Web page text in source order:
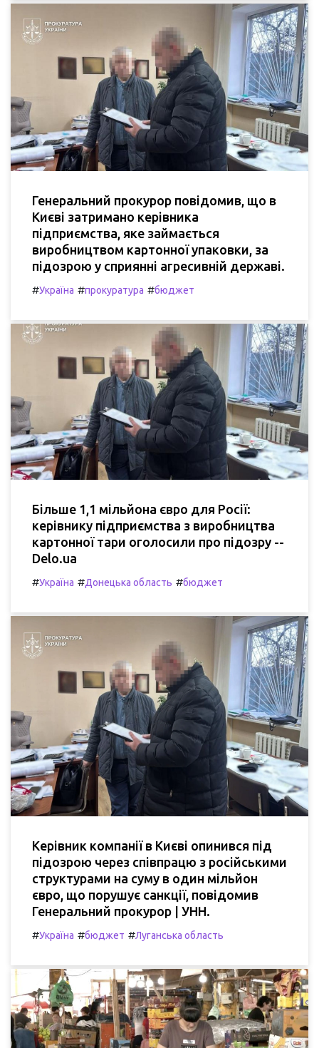
Генеральний прокурор повідомив, що в
Києві затримано керівника
підприємства, яке займається
виробництвом картонної упаковки, за
підозрою у сприянні агресивній державі.
#Україна #прокуратура #бюджет
Більше 1,1 мільйона євро для Росії:
керівнику підприємства з виробництва
картонної тари оголосили про підозру --
Delo.ua
#Україна #Донецька область #бюджет
Керівник компанії в Києві опинився під
підозрою через співпрацю з російськими
структурами на суму в один мільйон
євро, що порушує санкції, повідомив
Генеральний прокурор | УНН.
#Україна #бюджет #Луганська область